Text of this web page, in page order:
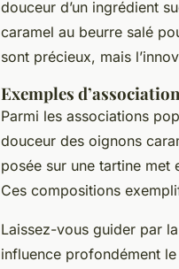
douceur d’un ingrédient
caramel au beurre salé
sont précieux, mais
Exemples
Parmi les associations
douceur des oignons
posée sur une tartine met
Ces compositions
Laissez-vous guider par
influence profondément